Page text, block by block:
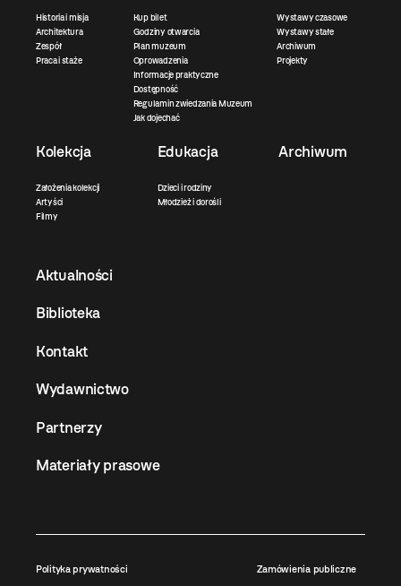
Historia i misja
Architektura
Zespół
Praca i staże
Kup bilet
Godziny otwarcia
Plan muzeum
Oprowadzenia
Informacje praktyczne
Dostępność
Regulamin zwiedzania Muzeum
Jak dojechać
Wystawy czasowe
Wystawy stałe
Archiwum
Projekty
Kolekcja
Założenia kolekcji
Artyści
Filmy
Edukacja
Dzieci i rodziny
Młodzież i dorośli
Archiwum
Aktualności
Biblioteka
Kontakt
Wydawnictwo
Partnerzy
Materiały prasowe
Polityka prywatności Zamówienia publiczne